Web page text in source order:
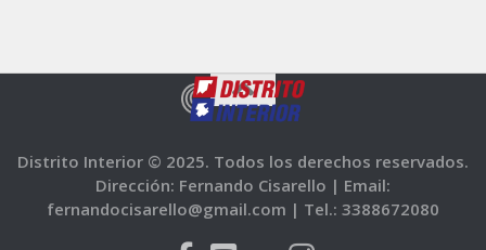
Distrito Interior © 2025. Todos los derechos reservados.
Dirección: Fernando Cisarello | Email:
fernandocisarello@gmail.com | Tel.: 3388672080